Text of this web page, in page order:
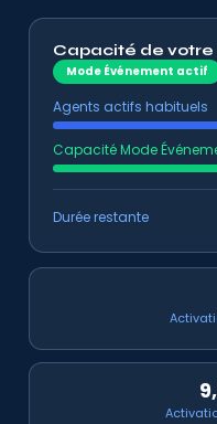
Capacité de
Mode Événement actif
Agents actifs habituels
Capacité Mode
Durée restante